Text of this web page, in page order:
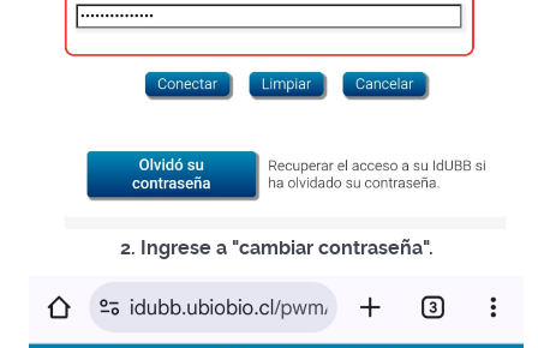
2. Ingrese a "cambiar contraseña".